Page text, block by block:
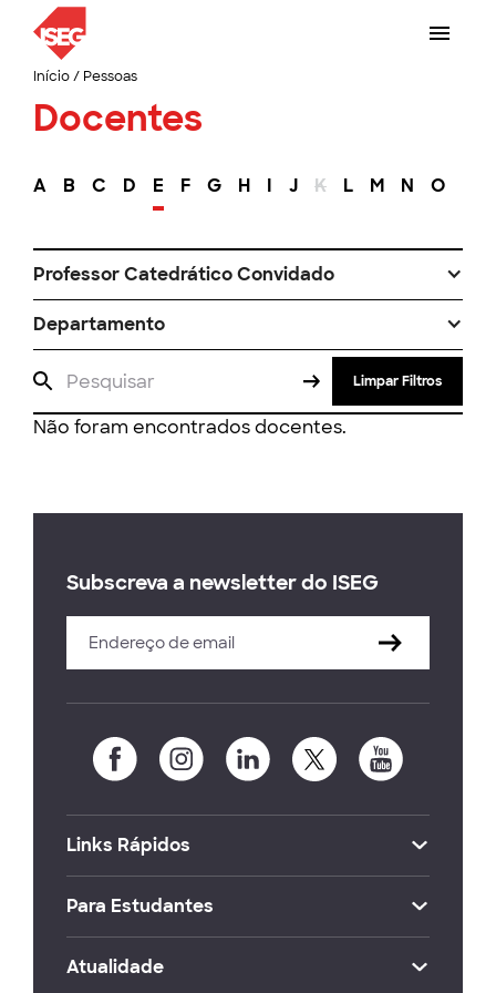
Início/ Pessoas
Docentes
A B C D E F G H I J K L M N O
Professor Catedrático Convidado
Departamento
Limpar Filtros
Não foram encontrados docentes.
Subscreva a newsletter do ISEG
Links Rápidos
Para Estudantes
Atualidade